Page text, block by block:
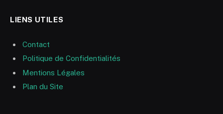
LIENS UTILES
Contact
Politique de Confidentialités
Mentions Légales
Plan du Site